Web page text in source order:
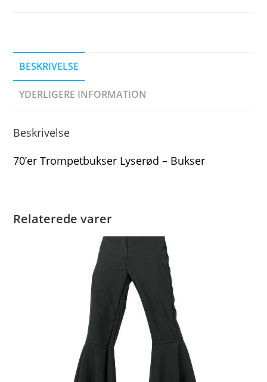
BESKRIVELSE
YDERLIGERE INFORMATION
Beskrivelse
70’er Trompetbukser Lyserød – Bukser
Relaterede varer